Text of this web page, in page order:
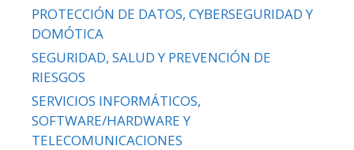
PROTECCIÓN DE DATOS, CYBERSEGURIDAD Y
DOMÓTICA
SEGURIDAD, SALUD Y PREVENCIÓN DE
RIESGOS
SERVICIOS INFORMÁTICOS,
SOFTWARE/HARDWARE Y
TELECOMUNICACIONES